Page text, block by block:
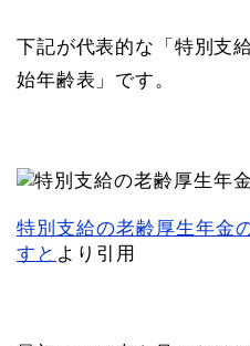
下記が代表的な「特別支
始年齢表」です。
特別支給の老齢厚生年金
すと より引用